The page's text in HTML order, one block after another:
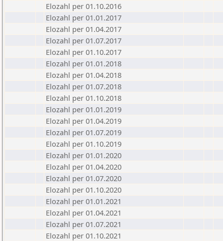
Elozahl per 01.10.2016
Elozahl per 01.01.2017
Elozahl per 01.04.2017
Elozahl per 01.07.2017
Elozahl per 01.10.2017
Elozahl per 01.01.2018
Elozahl per 01.04.2018
Elozahl per 01.07.2018
Elozahl per 01.10.2018
Elozahl per 01.01.2019
Elozahl per 01.04.2019
Elozahl per 01.07.2019
Elozahl per 01.10.2019
Elozahl per 01.01.2020
Elozahl per 01.04.2020
Elozahl per 01.07.2020
Elozahl per 01.10.2020
Elozahl per 01.01.2021
Elozahl per 01.04.2021
Elozahl per 01.07.2021
Elozahl per 01.10.2021